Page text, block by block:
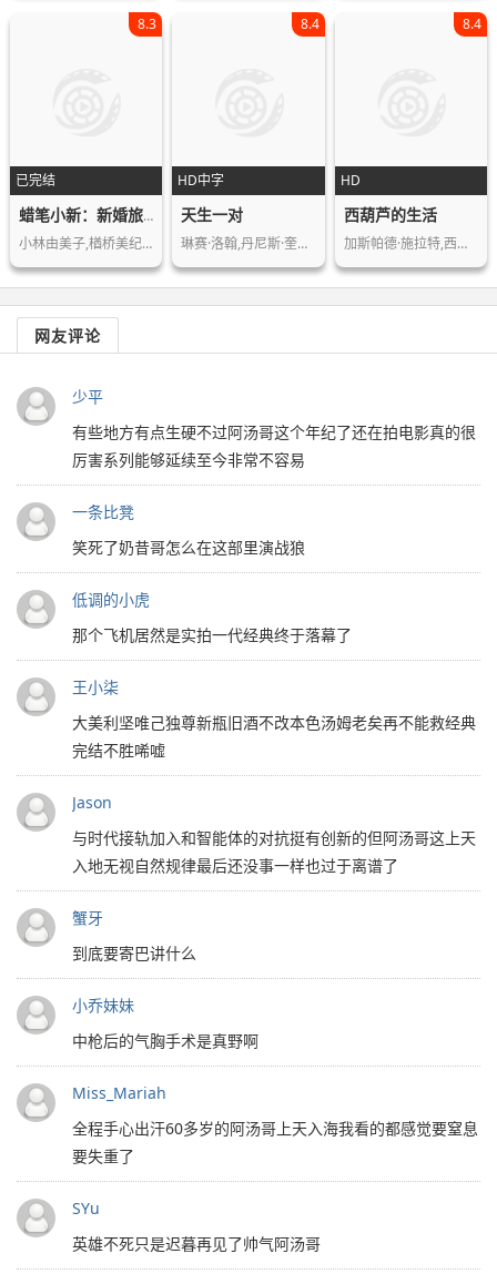
已完结
8.3
蜡笔小新：新婚旅行飓风之遗失的野原广志
小林由美子,楢桥美纪,森川智之,兴梠里…
HD中字
8.4
天生一对
琳赛·洛翰,丹尼斯·奎德,娜塔莎·理查…
HD
8.4
西葫芦的生活
加斯帕德·施拉特,西斯汀·穆拉特,波林…
网友评论
少平
有些地方有点生硬不过阿汤哥这个年纪了还在拍电影真的很
厉害系列能够延续至今非常不容易
一条比凳
笑死了奶昔哥怎么在这部里演战狼
低调的小虎
那个飞机居然是实拍一代经典终于落幕了
王小柒
大美利坚唯己独尊新瓶旧酒不改本色汤姆老矣再不能救经典
完结不胜唏嘘
Jason
与时代接轨加入和智能体的对抗挺有创新的但阿汤哥这上天
入地无视自然规律最后还没事一样也过于离谱了
蟹牙
到底要寄巴讲什么
小乔妹妹
中枪后的气胸手术是真野啊
Miss_Mariah
全程手心出汗60多岁的阿汤哥上天入海我看的都感觉要窒息
要失重了
SYu
英雄不死只是迟暮再见了帅气阿汤哥